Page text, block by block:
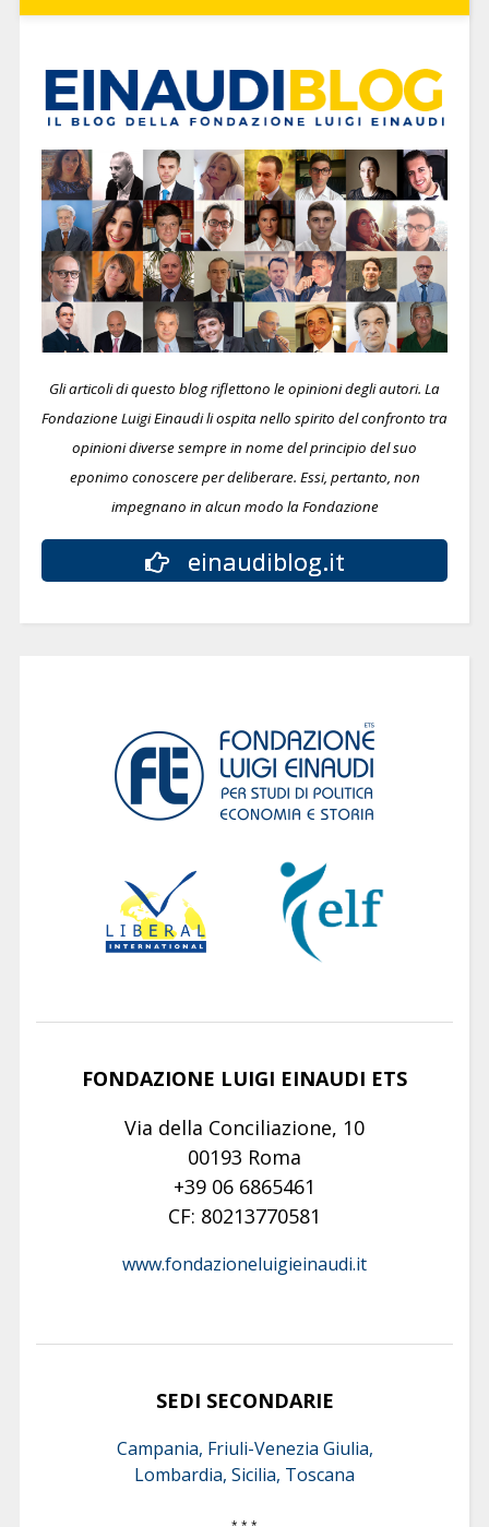
Gli articoli di questo blog riflettono le opinioni degli autori. La
Fondazione Luigi Einaudi li ospita nello spirito del confronto tra
opinioni diverse sempre in nome del principio del suo
eponimo conoscere per deliberare. Essi, pertanto, non
impegnano in alcun modo la Fondazione
einaudiblog.it
FONDAZIONE LUIGI EINAUDI ETS
Via della Conciliazione, 10
00193 Roma
+39 06 6865461
CF: 80213770581
www.fondazioneluigieinaudi.it
SEDI SECONDARIE
Campania, Friuli-Venezia Giulia,
Lombardia, Sicilia, Toscana